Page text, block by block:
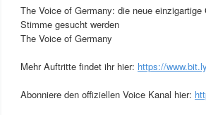
The Voice of Germany: die neue
Stimme gesucht werden
The Voice of Germany
Mehr Auftritte findet ihr hier: https://
Abonniere den offiziellen Voice Kanal hier: